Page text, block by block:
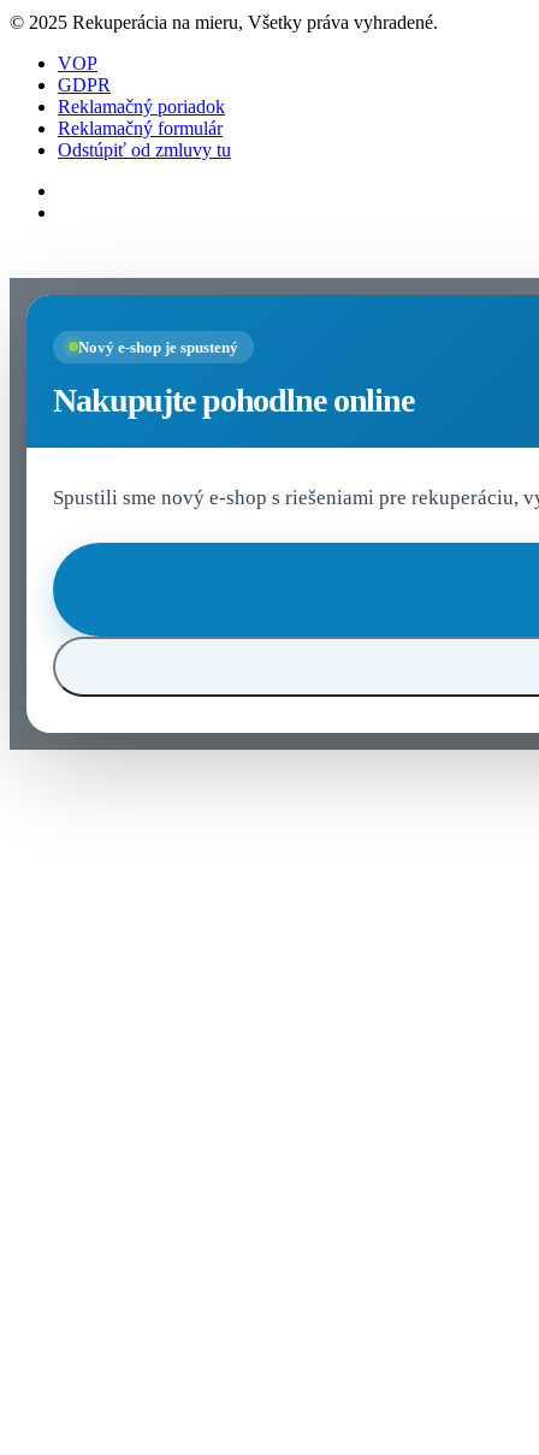
© 2025 Rekuperácia na mieru, Všetky práva vyhradené.
VOP
GDPR
Reklamačný poriadok
Reklamačný formulár
Odstúpiť od zmluvy tu
Nový e-shop je spustený
Nakupujte pohodlne online
Spustili sme nový e-shop s riešeniami pre rekuperáciu,